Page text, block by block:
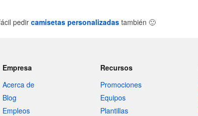
pedircamisetas personalizadastambién 🙂
Empresa
Acerca de
Blog
Empleos
Recursos
Promociones
Equipos
Plantillas